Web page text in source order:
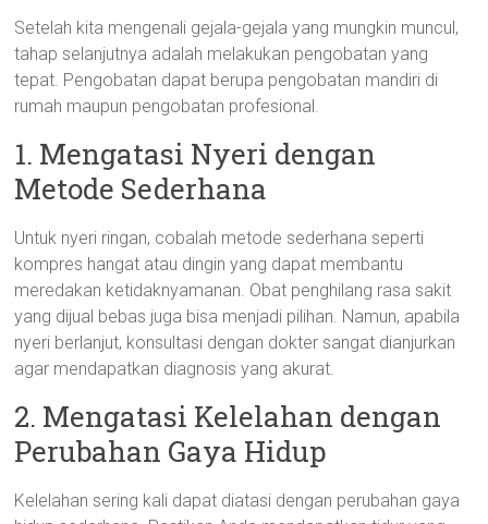
Setelah kita mengenali gejala-gejala yang mungkin muncul,
tahap selanjutnya adalah melakukan pengobatan yang
tepat. Pengobatan dapat berupa pengobatan mandiri di
rumah maupun pengobatan profesional.
1. Mengatasi Nyeri dengan
Metode Sederhana
Untuk nyeri ringan, cobalah metode sederhana seperti
kompres hangat atau dingin yang dapat membantu
meredakan ketidaknyamanan. Obat penghilang rasa sakit
yang dijual bebas juga bisa menjadi pilihan. Namun, apabila
nyeri berlanjut, konsultasi dengan dokter sangat dianjurkan
agar mendapatkan diagnosis yang akurat.
2. Mengatasi Kelelahan dengan
Perubahan Gaya Hidup
Kelelahan sering kali dapat diatasi dengan perubahan gaya